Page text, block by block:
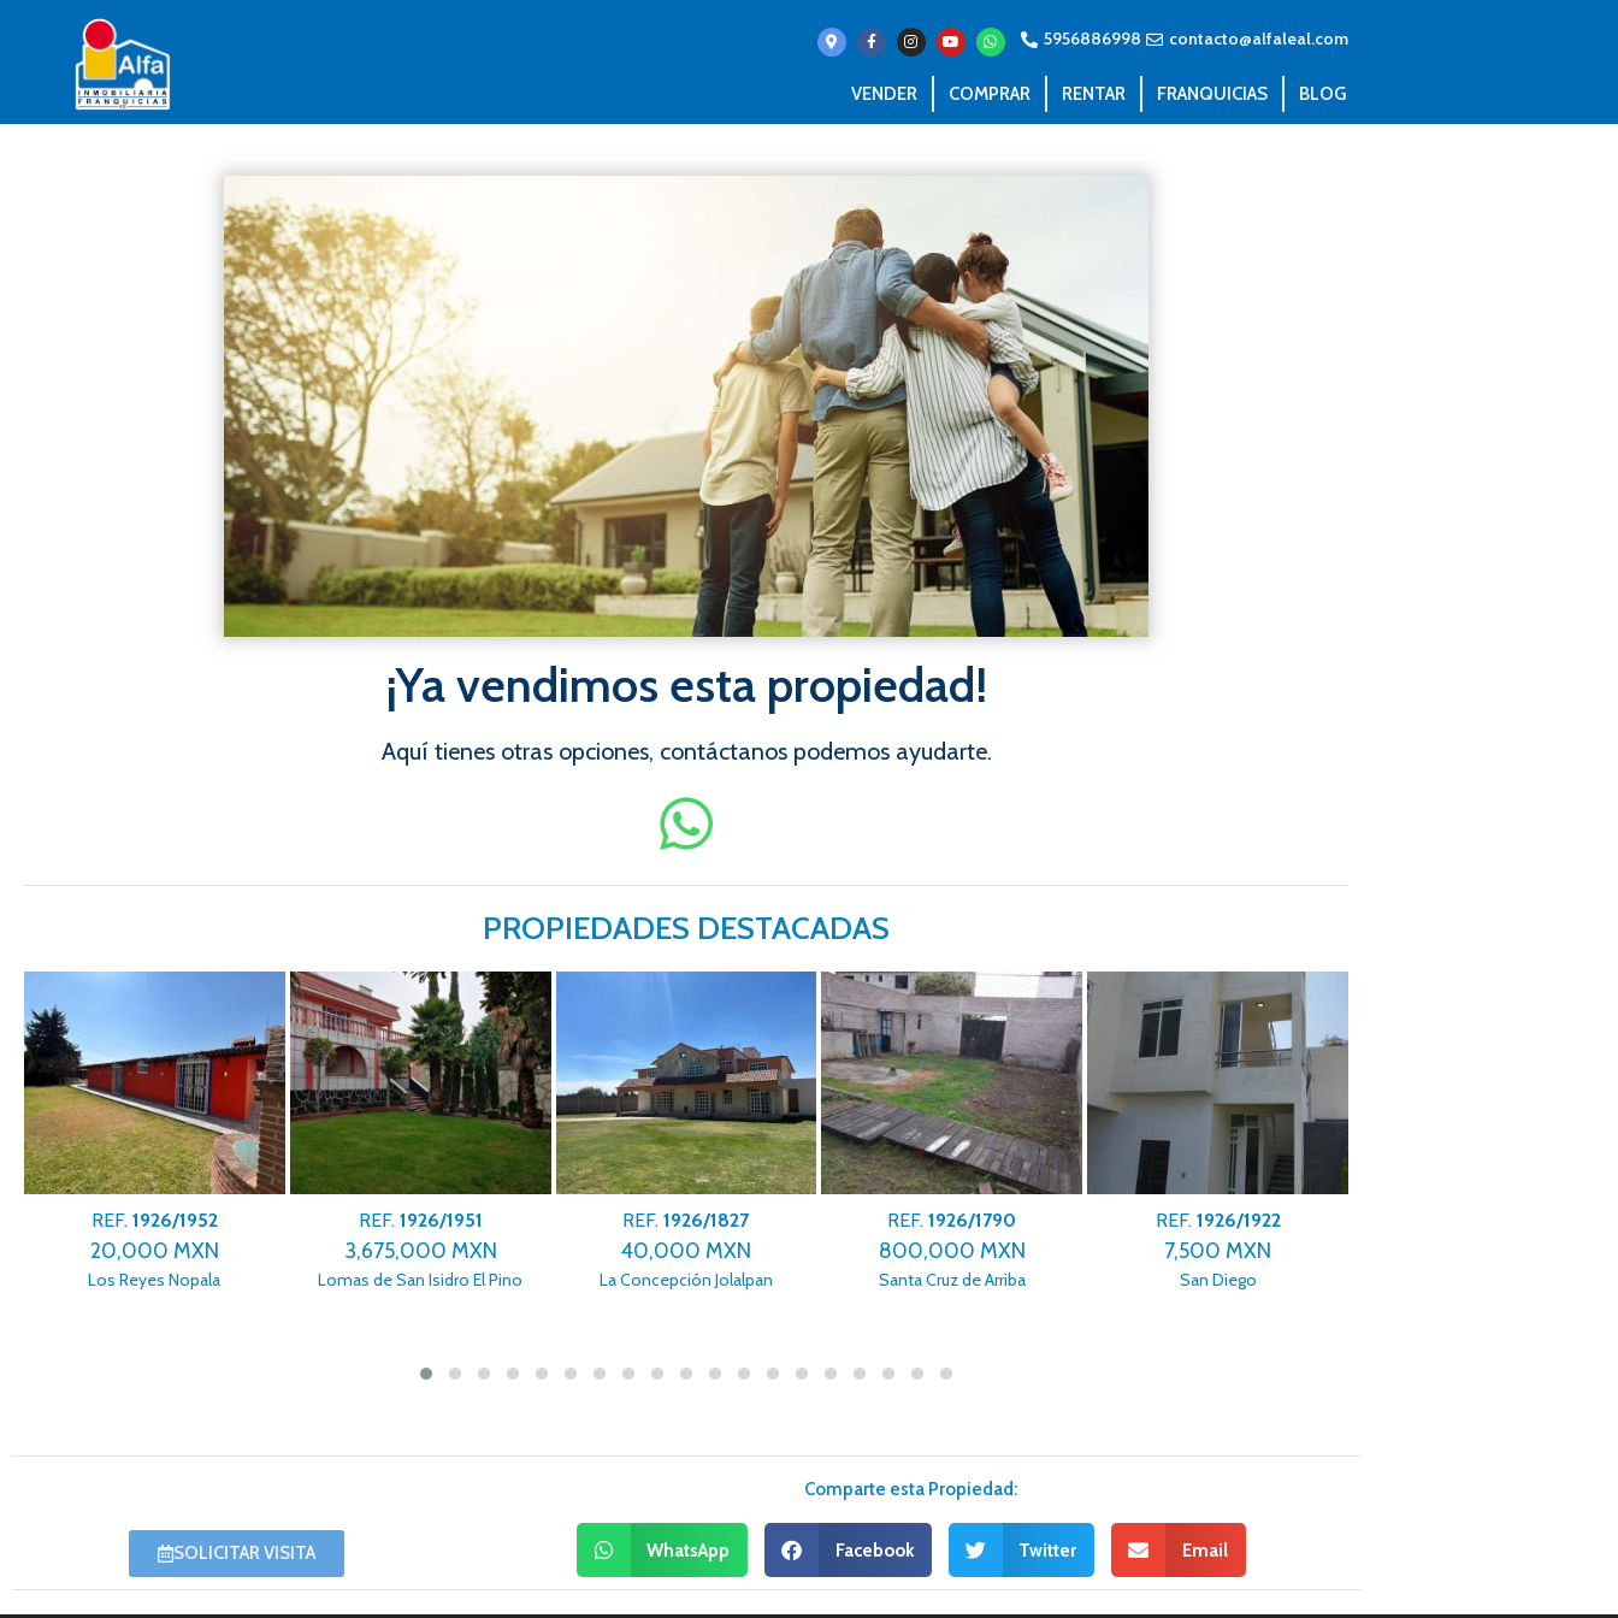
5956886998 contacto@alfaleal.com
VENDER COMPRAR RENTAR FRANQUICIAS BLOG
¡Ya vendimos esta propiedad!
Aquí tienes otras opciones, contáctanos podemos ayudarte.
PROPIEDADES DESTACADAS
REF. 1926/1952
20,000 MXN
Los Reyes Nopala
REF. 1926/1951
3,675,000 MXN
Lomas de San Isidro El Pino
REF.1926/1827
40,000 MXN
La Concepción Jolalpan
REF.1926/1790
800,000 MXN
Santa Cruz de Arriba
REF. 1926/1922
7,500 MXN
San Diego
SOLICITAR VISITA
Comparte esta Propiedad:
WhatsApp Facebook Twitter Email